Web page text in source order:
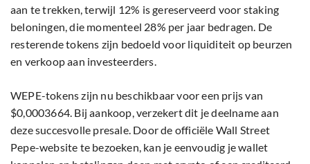
aan te trekken, terwijl 12% is gereserveerd voor staking
beloningen, die momenteel 28% per jaar bedragen. De
resterende tokens zijn bedoeld voor liquiditeit op beurzen
en verkoop aan investeerders.
WEPE-tokens zijn nu beschikbaar voor een prijs van
$0,0003664. Bij aankoop, verzekert dit je deelname aan
deze succesvolle presale. Door de officiële Wall Street
Pepe-website te bezoeken, kan je eenvoudig je wallet